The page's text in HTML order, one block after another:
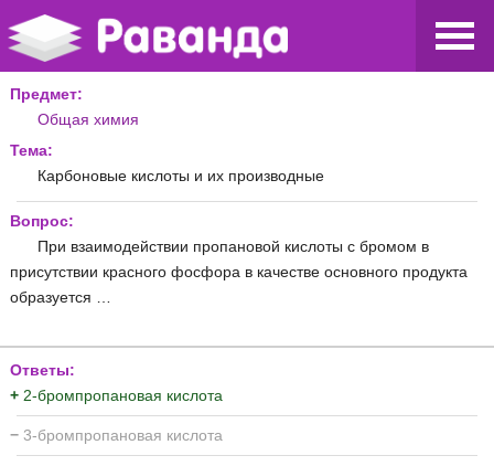
Предмет:
Общая химия
Тема:
Карбоновые кислоты и их производные
Вопрос:
При взаимодействии пропановой кислоты с бромом в
присутствии красного фосфора в качестве основного продукта
образуется …
Ответы:
+ 2-бромпропановая кислота
− 3-бромпропановая кислота